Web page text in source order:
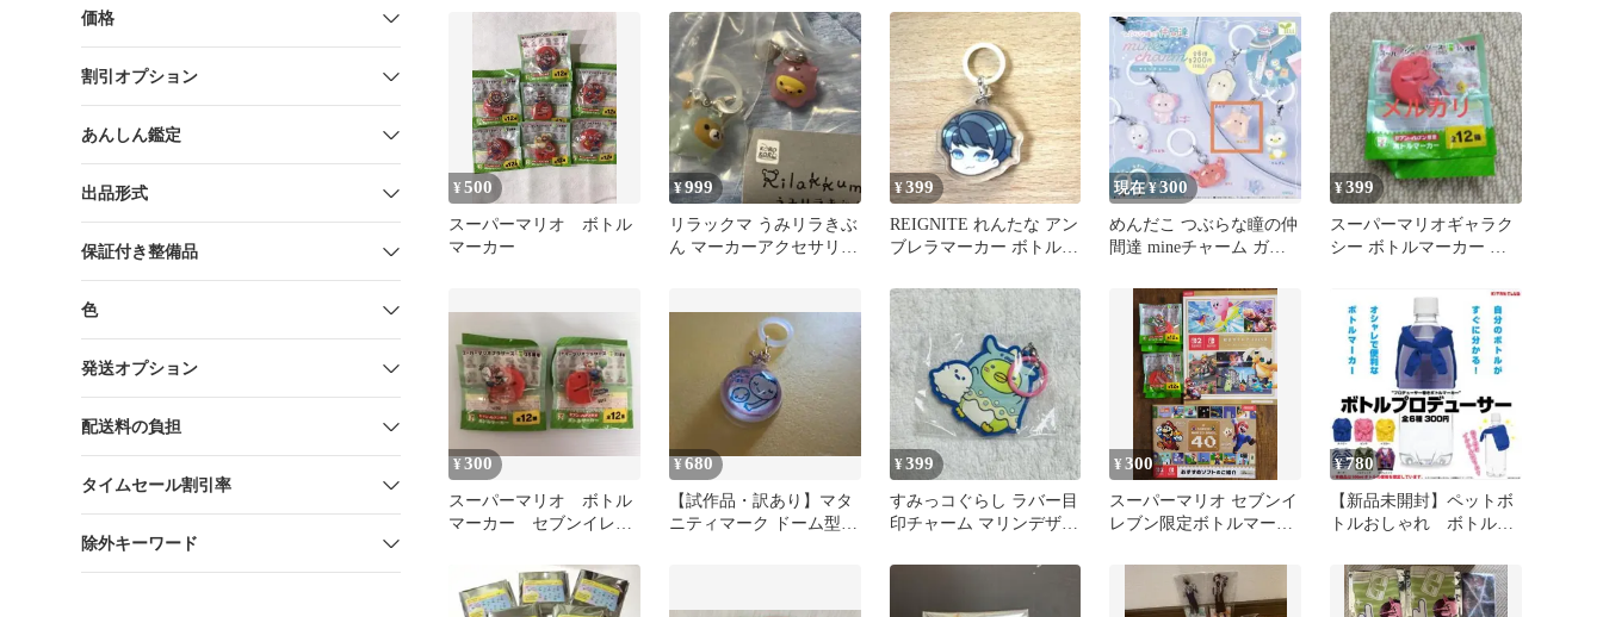
価格
割引オプション
あんしん鑑定
出品形式
保証付き整備品
色
発送オプション
配送料の負担
タイムセール割引率
除外キーワード
キセイインコ
¥500
スーパーマリオ ボトル
マーカー
¥999
リラックマ うみリラきぶ
ん マーカーアクセサリー
¥399
REIGNITE れんたな アン
ブレラマーカー ボトルマ
現在 ¥300
めんだこ つぶらな瞳の仲
間達 mineチャーム ガチ
¥399
スーパーマリオギャラク
シー ボトルマーカー セ
¥300
スーパーマリオ ボトル
マーカー セブンイレブ
¥680
【試作品・訳あり】マタ
ニティマーク ドーム型
¥399
すみっコぐらし ラバー目
印チャーム マリンデザイ
¥300
スーパーマリオ セブンイ
レブン限定ボトルマーカ
¥780
【新品未開封】ペットボ
トルおしゃれ ボトルプ
ト